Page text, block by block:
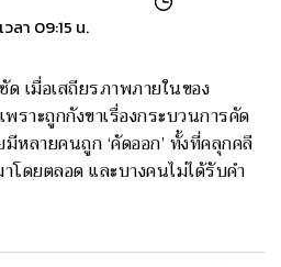
ลา 09:15 น.
เมื่อเสถียรภาพภายในของ
พราะถูกกังขาเรื่องกระบวนการคัด
หลายคนถูก ‘คัดออก’ ทั้งที่คลุกคลี
ดยตลอด และบางคนไม่ได้รับคำ